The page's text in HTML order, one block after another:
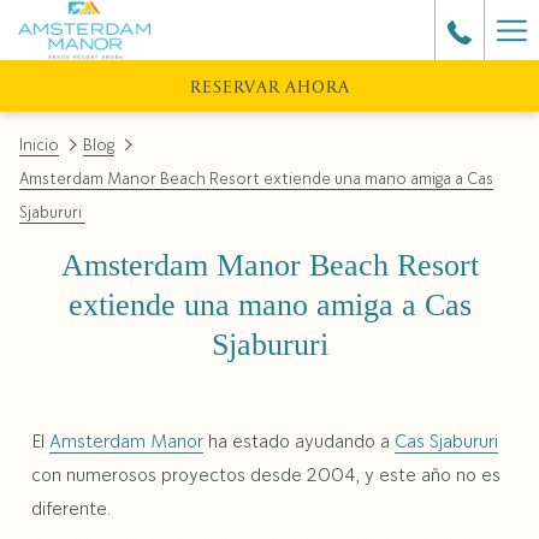
RESERVAR AHORA
Inicio
Blog
Amsterdam Manor Beach Resort extiende una mano amiga a Cas
Sjabururi
Amsterdam Manor Beach Resort
extiende una mano amiga a Cas
Sjabururi
El Amsterdam Manor ha estado ayudando a Cas Sjabururi
con numerosos proyectos desde 2004, y este año no es
diferente.